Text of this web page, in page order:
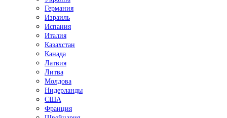
Германия
Израиль
Испания
Италия
Казахстан
Канада
Латвия
Литва
Молдова
Нидерланды
США
Франция